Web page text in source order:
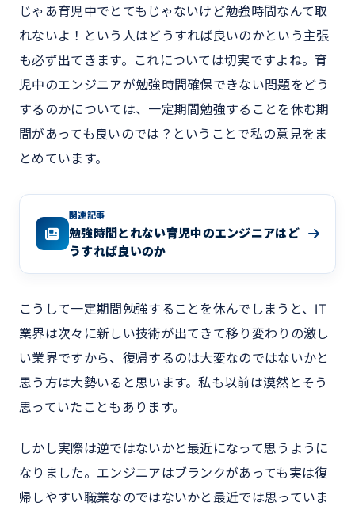
じゃあ育児中でとてもじゃないけど勉強時間なんて取
れないよ！という人はどうすれば良いのかという主張
も必ず出てきます。これについては切実ですよね。育
児中のエンジニアが勉強時間確保できない問題をどう
するのかについては、一定期間勉強することを休む期
間があっても良いのでは？ということで私の意見をま
とめています。
関連記事
勉強時間とれない育児中のエンジニアはど
うすれば良いのか
こうして一定期間勉強することを休んでしまうと、IT
業界は次々に新しい技術が出てきて移り変わりの激し
い業界ですから、復帰するのは大変なのではないかと
思う方は大勢いると思います。私も以前は漠然とそう
思っていたこともあります。
しかし実際は逆ではないかと最近になって思うように
なりました。エンジニアはブランクがあっても実は復
帰しやすい職業なのではないかと最近では思っていま